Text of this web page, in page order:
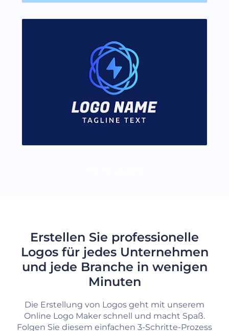
Erstellen Sie professionelle
Logos für jedes Unternehmen
und jede Branche in wenigen
Minuten
Die Erstellung von Logos geht mit unserem
Online Logo Maker schnell und macht Spaß.
Folgen Sie diesem einfachen 3-Schritte-Prozess